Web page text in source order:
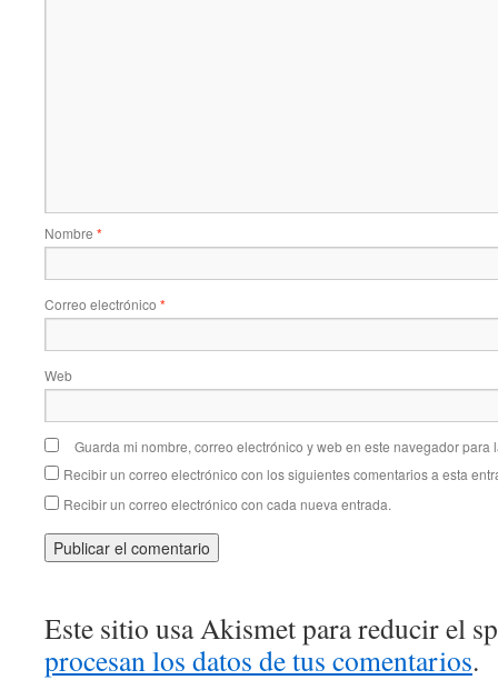
Nombre *
Correo electrónico *
Web
Guarda mi nombre, correo electrónico y web en este navegador para
Recibir un correo electrónico con los siguientes comentarios a esta
Recibir un correo electrónico con cada nueva entrada.
Este sitio usa Akismet para reducir el
procesan los datos de tus comentarios.